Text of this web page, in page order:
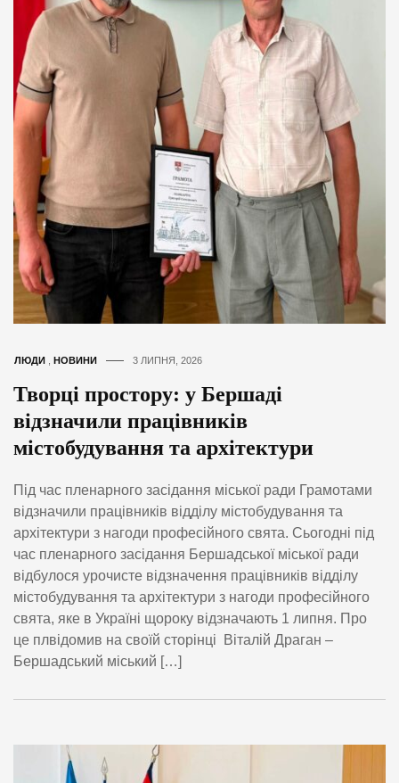
ЛЮДИ НОВИНИ 3 ЛИПНЯ, 2026
Творці простору: у Бершаді
відзначили працівників
містобудування та архітектури
Під час пленарного засідання міської ради Грамотами
відзначили працівників відділу містобудування та
архітектури з нагоди професійного свята. Сьогодні під
час пленарного засідання Бершадської міської ради
відбулося урочисте відзначення працівників відділу
містобудування та архітектури з нагоди професійного
свята, яке в Україні щороку відзначають 1 липня. Про
це плвідомив на своїй сторінці Віталій Драган –
Бершадський міський […]